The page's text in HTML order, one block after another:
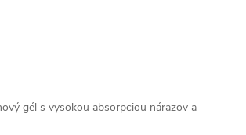
gél s vysokou absorpciou nárazov a